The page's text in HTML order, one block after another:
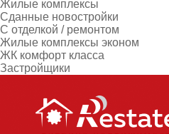
Жилые комплексы
Сданные новостройки
С отделкой / ремонтом
Жилые комплексы эконом
ЖК комфорт класса
Застройщики